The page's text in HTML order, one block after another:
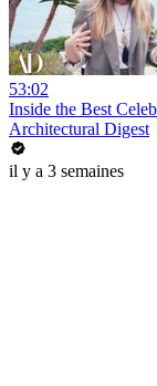
53:02
Inside the Best
Architectural Digest
il y a 3 semaines